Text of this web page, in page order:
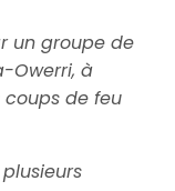
un groupe de
Owerri, à
de feu